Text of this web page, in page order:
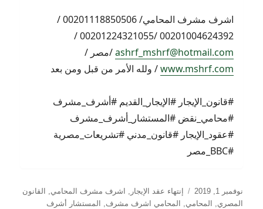
اشرف مشرف المحامي/ 00201118850506 /
00201004624392 /00201224321055 /
ashrf_mshrf@hotmail.com/مصر /
www.mshrf.com/ ولله الأمر من قبل ومن بعد
#قانون_الإيجار #الإيجار_القديم #أشرف_مشرف
#محامي_نقض #المستشار_أشرف_مشرف
#عقود_الإيجار #قانون_مدني #تشريعات_مصرية
#BBC_مصر
نُشرت
في
نوفمبر 1, 2019 التصنيفات
إنتهاء عقد الإيجار , اشرف مشرف المحامي,
القانون
المصري, المحامي, المحامي اشرف مشرف,
المستشار أشرف